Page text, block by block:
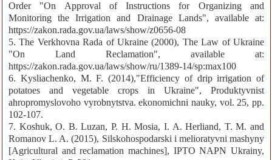
Order "On Approval of Instructions for Organizing and
Monitoring the Irrigation and Drainage Lands", available at:
https://zakon.rada.gov.ua/laws/show/z0656-08
5. The Verkhovna Rada of Ukraine (2000), The Law of Ukraine
"On Land Reclamation", available at:
https://zakon.rada.gov.ua/laws/show/ru/1389-14/sp:max100
6. Kysliachenko, M. F. (2014),"Efficiency of drip irrigation of
potatoes and vegetable crops in Ukraine", Produktyvnist
ahropromyslovoho vyrobnytstva. ekonomichni nauky, vol. 25, pp.
102-107.
7. Koshuk, O. B. Luzan, P. H. Mosia, I. A. Herliand, T. M. and
Romanov L. A. (2015), Silskohospodarski i melioratyvni mashyny
[Agricultural and reclamation machines], IPTO NAPN Ukrainy,